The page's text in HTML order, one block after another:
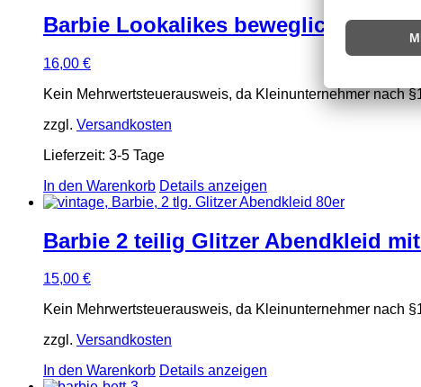
Barbie Lookalikes beweglich 80er
16,00 €
Kein Mehrwertsteuerausweis, da Kleinunternehmer nach
zzgl. Versandkosten
Lieferzeit: 3-5 Tage
In den Warenkorb Details anzeigen
Barbie 2 teilig Glitzer Abendkleid
15,00 €
Kein Mehrwertsteuerausweis, da Kleinunternehmer nach
zzgl. Versandkosten
In den Warenkorb Details anzeigen